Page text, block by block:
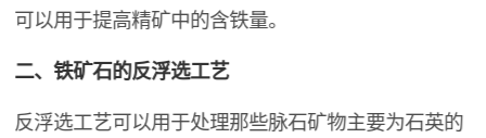
可以用于提高精矿中的含铁量。
二、铁矿石的反浮选工艺
反浮选工艺可以用于处理那些脉石矿物主要为石英的